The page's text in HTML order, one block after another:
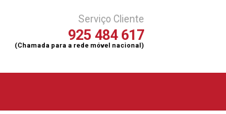
Serviço Cliente
925 484 617
(Chamada para a rede móvel nacional)